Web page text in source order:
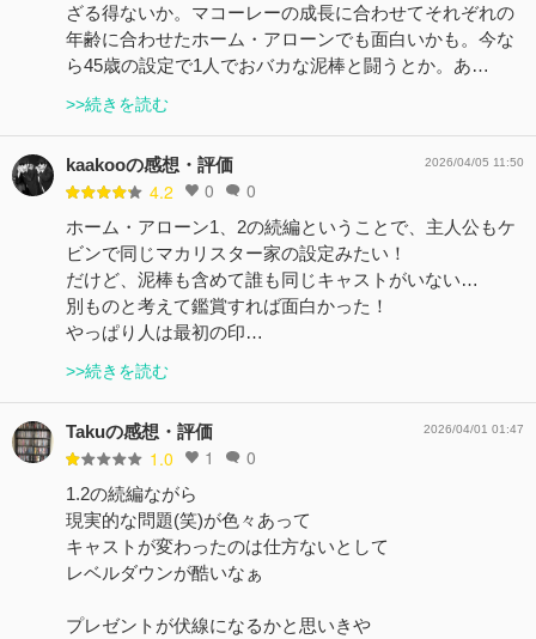
ざる得ないか。マコーレーの成長に合わせてそれぞれの
年齢に合わせたホーム・アローンでも面白いかも。今な
ら45歳の設定で1人でおバカな泥棒と闘うとか。あ…
>>続きを読む
kaakooの感想・評価
4.2 0 0
2026/04/05 11:50
ホーム・アローン1、2の続編ということで、主人公もケ
ビンで同じマカリスター家の設定みたい！
だけど、泥棒も含めて誰も同じキャストがいない…
別ものと考えて鑑賞すれば面白かった！
やっぱり人は最初の印…
>>続きを読む
Takuの感想・評価
1.0 1 0
2026/04/01 01:47
1.2の続編ながら
現実的な問題(笑)が色々あって
キャストが変わったのは仕方ないとして
レベルダウンが酷いなぁ
プレゼントが伏線になるかと思いきや